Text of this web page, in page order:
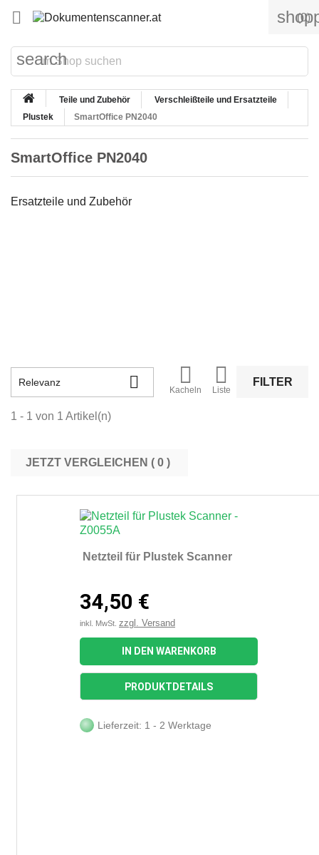
 (0)
search
Teile und Zubehör
Verschleißteile und Ersatzteile
Plustek
SmartOffice PN2040
SmartOffice PN2040
Ersatzteile und Zubehör
Relevanz  
Kacheln

Liste
FILTER
1 - 1 von 1 Artikel(n)
JETZT VERGLEICHEN ( 0
Netzteil für Plustek Scanner
34,50 €
inkl. MwSt. zzgl. Versand
IN DEN WARENKORB
PRODUKTDETAILS
Lieferzeit: 1 - 2 Werktage